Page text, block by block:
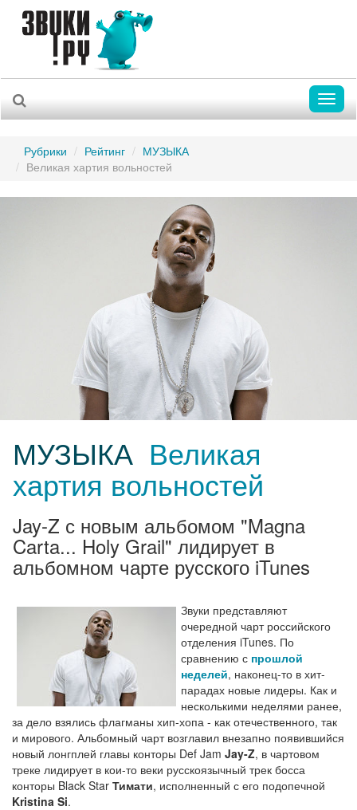
Рубрики Рейтинг
МУЗЫКА
Великая хартия вольностей
МУЗЫКА Великая
хартия вольностей
Jay-Z с новым альбомом "Magna
Carta... Holy Grail" лидирует в
альбомном чарте русского iTunes
Звуки представляют
очередной чарт российского
отделения iTunes. По
сравнению с прошлой
неделей, наконец-то в хит-
парадах новые лидеры. Как и
несколькими неделями ранее,
за дело взялись флагманы хип-хопа - как отечественного, так
и мирового. Альбомный чарт возглавил внезапно появившийся
новый лонгплей главы конторы Def Jam Jay-Z, в чартовом
треке лидирует в кои-то веки русскоязычный трек босса
конторы Black Star Тимати, исполненный с его подопечной
Kristina Si.